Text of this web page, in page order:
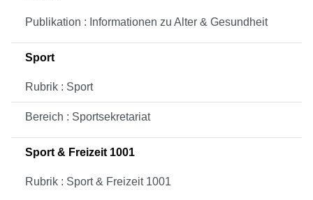
Publikation : Informationen zu Alter & Gesundheit
Sport
Rubrik : Sport
Bereich : Sportsekretariat
Sport & Freizeit 1001
Rubrik : Sport & Freizeit 1001